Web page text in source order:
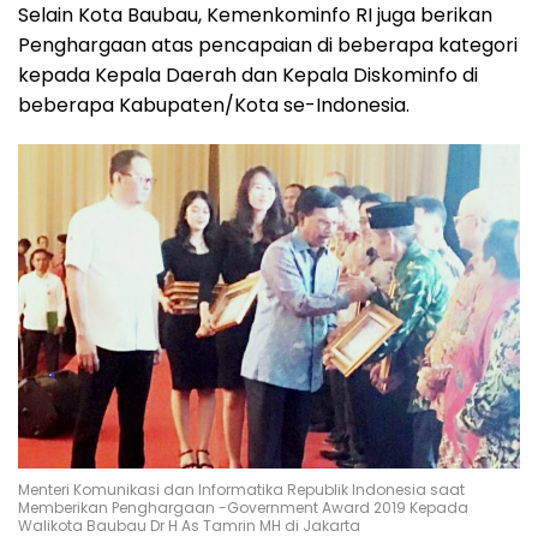
Selain Kota Baubau, Kemenkominfo RI juga berikan
Penghargaan atas pencapaian di beberapa kategori
kepada Kepala Daerah dan Kepala Diskominfo di
beberapa Kabupaten/Kota se-Indonesia.
Menteri Komunikasi dan Informatika Republik Indonesia saat
Memberikan Penghargaan -Government Award 2019 Kepada
Walikota Baubau Dr H As Tamrin MH di Jakarta